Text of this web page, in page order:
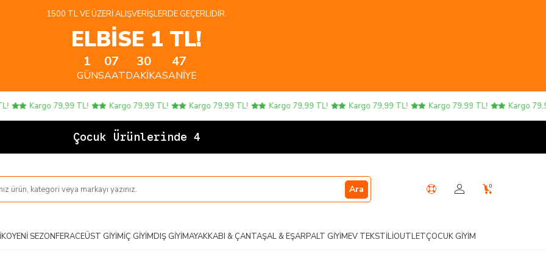
1500 TL VE ÜZERI ALIŞVERIŞLERDE GEÇERLIDIR.
ELBİSE 1 TL!
1
GÜN
07
SAAT
30
DAKIKA
47
SANIYE
Kargo 79,99 TL! Kargo 79,99 TL! Kargo 79,99 TL! Kargo 79,99 TL! Kargo 79,99 TL! Kargo 79,99 TL! Kargo 79,99
Çocuk Ürünlerinde 4 AL
Ara 0
YENI SEZONFERACEÜST GIYIMİÇ GIYIMDIŞ GIYIMAYAKKABI & ÇANTAŞAL & EŞARPALT GIYIMEV TEKSTILIOUTLETÇOCUK GIYIM